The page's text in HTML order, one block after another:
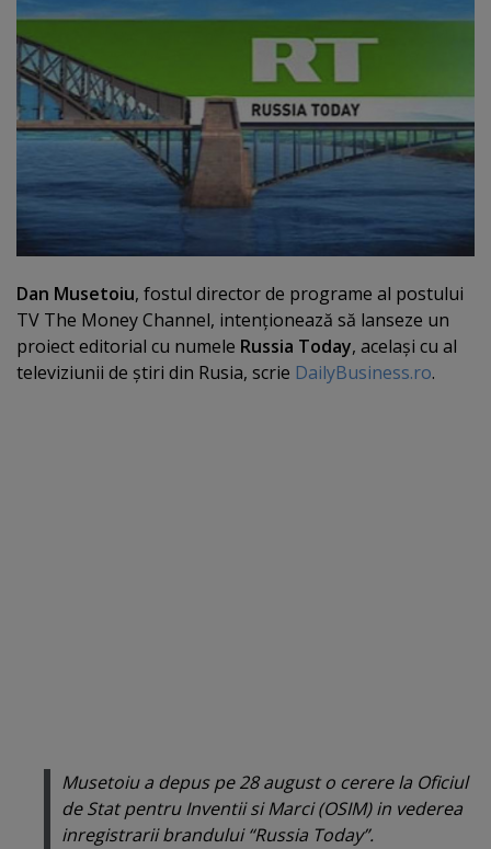
Dan Musetoiu, fostul director de programe al postului
TV The Money Channel, intenţionează să lanseze un
proiect editorial cu numele Russia Today, acelaşi cu al
televiziunii de ştiri din Rusia, scrie DailyBusiness.ro.
Musetoiu a depus pe 28 august o cerere la Oficiul
de Stat pentru Inventii si Marci (OSIM) in vederea
inregistrarii brandului “Russia Today”.